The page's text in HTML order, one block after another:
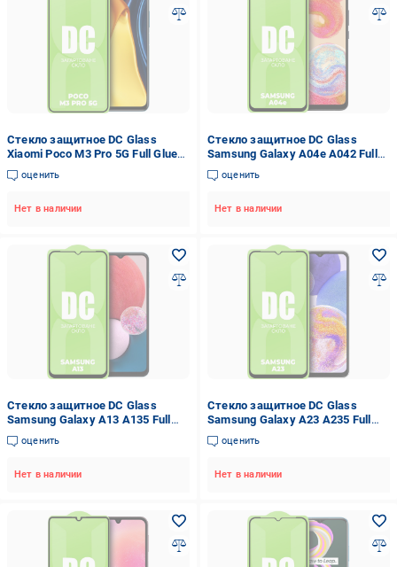
Стекло защитное DC Glass
Xiaomi Poco M3 Pro 5G Full Glue
(34001)
оценить
Нет в наличии
Стекло защитное DC Glass
Samsung Galaxy A04e A042 Full
Glue (33949)
оценить
Нет в наличии
Стекло защитное DC Glass
Samsung Galaxy A13 A135 Full
Glue (33947)
оценить
Нет в наличии
Стекло защитное DC Glass
Samsung Galaxy A23 A235 Full
Glue (33951)
оценить
Нет в наличии